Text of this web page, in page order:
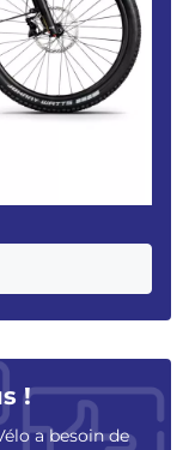
!
a besoin de